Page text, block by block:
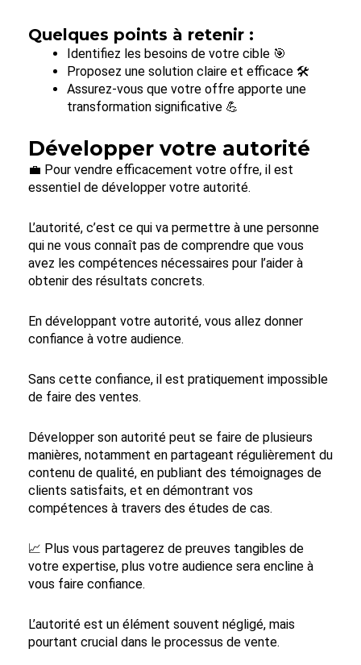
Quelques points à retenir :
Identifiez les besoins de votre cible 🎯
Proposez une solution claire et efficace 🛠️
Assurez-vous que votre offre apporte une
transformation significative 💪
Développer votre autorité
💼 Pour vendre efficacement votre offre, il est
essentiel de développer votre autorité.
L’autorité, c’est ce qui va permettre à une personne
qui ne vous connaît pas de comprendre que vous
avez les compétences nécessaires pour l’aider à
obtenir des résultats concrets.
En développant votre autorité, vous allez donner
confiance à votre audience.
Sans cette confiance, il est pratiquement impossible
de faire des ventes.
Développer son autorité peut se faire de plusieurs
manières, notamment en partageant régulièrement du
contenu de qualité, en publiant des témoignages de
clients satisfaits, et en démontrant vos
compétences à travers des études de cas.
📈 Plus vous partagerez de preuves tangibles de
votre expertise, plus votre audience sera encline à
vous faire confiance.
L’autorité est un élément souvent négligé, mais
pourtant crucial dans le processus de vente.